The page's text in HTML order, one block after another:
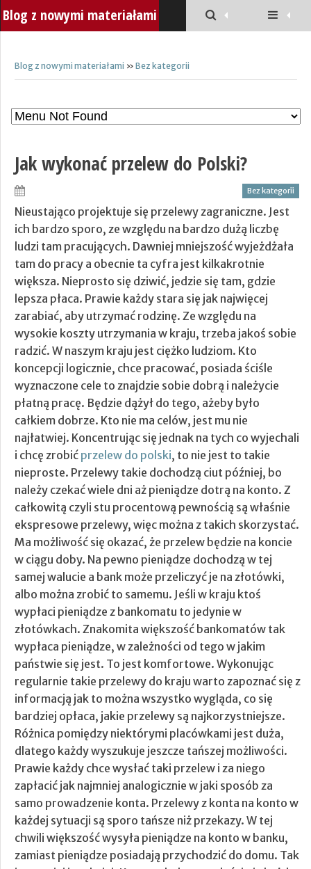
Blog z nowymi materiałami
Blog z nowymi materiałami » Bez kategorii
Jak wykonać przelew do Polski?
Bez kategorii
Nieustająco projektuje się przelewy zagraniczne. Jest
ich bardzo sporo, ze względu na bardzo dużą liczbę
ludzi tam pracujących. Dawniej mniejszość wyjeżdżała
tam do pracy a obecnie ta cyfra jest kilkakrotnie
większa. Nieprosto się dziwić, jedzie się tam, gdzie
lepsza płaca. Prawie każdy stara się jak najwięcej
zarabiać, aby utrzymać rodzinę. Ze względu na
wysokie koszty utrzymania w kraju, trzeba jakoś sobie
radzić. W naszym kraju jest ciężko ludziom. Kto
koncepcji logicznie, chce pracować, posiada ściśle
wyznaczone cele to znajdzie sobie dobrą i należycie
płatną pracę. Będzie dążył do tego, ażeby było
całkiem dobrze. Kto nie ma celów, jest mu nie
najłatwiej. Koncentrując się jednak na tych co wyjechali
i chcę zrobić przelew do polski, to nie jest to takie
nieproste. Przelewy takie dochodzą ciut później, bo
należy czekać wiele dni aż pieniądze dotrą na konto. Z
całkowitą czyli stu procentową pewnością są właśnie
ekspresowe przelewy, więc można z takich skorzystać.
Ma możliwość się okazać, że przelew będzie na koncie
w ciągu doby. Na pewno pieniądze dochodzą w tej
samej walucie a bank może przeliczyć je na złotówki,
albo można zrobić to samemu. Jeśli w kraju ktoś
wypłaci pieniądze z bankomatu to jedynie w
złotówkach. Znakomita większość bankomatów tak
wypłaca pieniądze, w zależności od tego w jakim
państwie się jest. To jest komfortowe. Wykonując
regularnie takie przelewy do kraju warto zapoznać się z
informacją jak to można wszystko wygląda, co się
bardziej opłaca, jakie przelewy są najkorzystniejsze.
Różnica pomiędzy niektórymi placówkami jest duża,
dlatego każdy wyszukuje jeszcze tańszej możliwości.
Prawie każdy chce wysłać taki przelew i za niego
zapłacić jak najmniej analogicznie w jaki sposób za
samo prowadzenie konta. Przelewy z konta na konto w
każdej sytuacji są sporo tańsze niż przekazy. W tej
chwili większość wysyła pieniądze na konto w banku,
zamiast pieniądze posiadają przychodzić do domu. Tak